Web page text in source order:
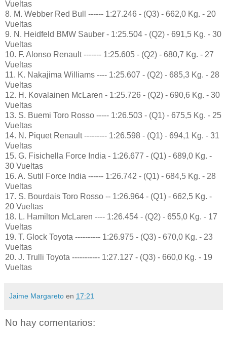
Vueltas
8. M. Webber Red Bull ------ 1:27.246 - (Q3) - 662,0 Kg. - 20
Vueltas
9. N. Heidfeld BMW Sauber - 1:25.504 - (Q2) - 691,5 Kg. - 30
Vueltas
10. F. Alonso Renault ------- 1:25.605 - (Q2) - 680,7 Kg. - 27
Vueltas
11. K. Nakajima Williams ---- 1:25.607 - (Q2) - 685,3 Kg. - 28
Vueltas
12. H. Kovalainen McLaren - 1:25.726 - (Q2) - 690,6 Kg. - 30
Vueltas
13. S. Buemi Toro Rosso ----- 1:26.503 - (Q1) - 675,5 Kg. - 25
Vueltas
14. N. Piquet Renault --------- 1:26.598 - (Q1) - 694,1 Kg. - 31
Vueltas
15. G. Fisichella Force India - 1:26.677 - (Q1) - 689,0 Kg. -
30 Vueltas
16. A. Sutil Force India ------ 1:26.742 - (Q1) - 684,5 Kg. - 28
Vueltas
17. S. Bourdais Toro Rosso -- 1:26.964 - (Q1) - 662,5 Kg. -
20 Vueltas
18. L. Hamilton McLaren ---- 1:26.454 - (Q2) - 655,0 Kg. - 17
Vueltas
19. T. Glock Toyota ---------- 1:26.975 - (Q3) - 670,0 Kg. - 23
Vueltas
20. J. Trulli Toyota ----------- 1:27.127 - (Q3) - 660,0 Kg. - 19
Vueltas
Jaime Margareto en 17:21
No hay comentarios: